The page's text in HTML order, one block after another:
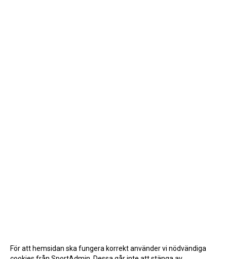
För att hemsidan ska fungera korrekt använder vi nödvändiga